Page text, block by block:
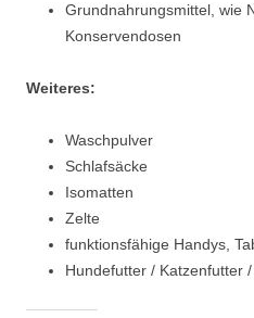
Grundnahrungsmittel, wie
Konservendosen
Weiteres:
Waschpulver
Schlafsäcke
Isomatten
Zelte
funktionsfähige Handys,
Hundefutter / Katzenfutter